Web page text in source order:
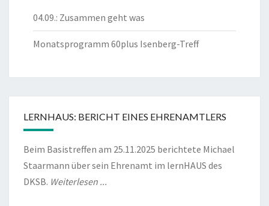
04.09.: Zusammen geht was
Monatsprogramm 60plus Isenberg-Treff
LERNHAUS: BERICHT EINES EHRENAMTLERS
Beim Basistreffen am 25.11.2025 berichtete Michael
Staarmann über sein Ehrenamt im lernHAUS des
DKSB. Weiterlesen ...